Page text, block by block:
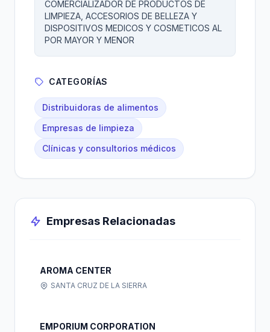
COMERCIALIZADOR DE PRODUCTOS DE
LIMPIEZA, ACCESORIOS DE BELLEZA Y
DISPOSITIVOS MEDICOS Y COSMETICOS AL
POR MAYOR Y MENOR
CATEGORÍAS
Distribuidoras de alimentos
Empresas de limpieza
Clínicas y consultorios médicos
Empresas Relacionadas
AROMA CENTER
SANTA CRUZ DE LA SIERRA
EMPORIUM CORPORATION